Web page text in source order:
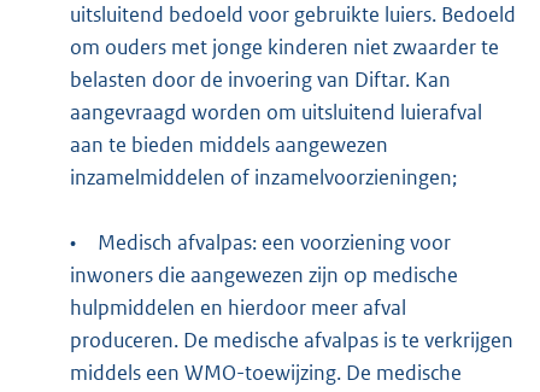
uitsluitend bedoeld voor gebruikte luiers. Bedoeld
om ouders met jonge kinderen niet zwaarder te
belasten door de invoering van Diftar. Kan
aangevraagd worden om uitsluitend luierafval
aan te bieden middels aangewezen
inzamelmiddelen of inzamelvoorzieningen;
•
Medisch afvalpas: een voorziening voor
inwoners die aangewezen zijn op medische
hulpmiddelen en hierdoor meer afval
produceren. De medische afvalpas is te verkrijgen
middels een WMO-toewijzing. De medische